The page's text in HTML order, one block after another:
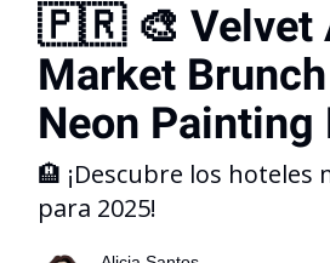
🇵🇷 🎨 Velvet
Market
Neon Painting
🏨 ¡Descubre los hoteles
para 2025!